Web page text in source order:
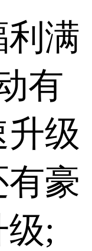
满
有
级
豪
;